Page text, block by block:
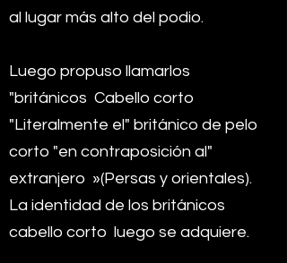
al lugar más alto del podio.
Luego propuso llamarlos
"británicos Cabello corto
"Literalmente el" británico de pelo
corto "en contraposición al"
extranjero »(Persas y orientales).
La identidad de los británicos
cabello corto luego se adquiere.